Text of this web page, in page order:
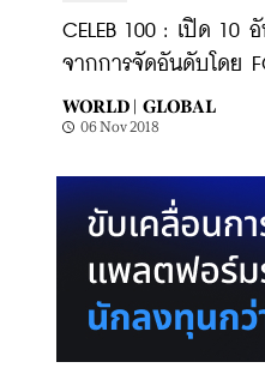
CELEB 100 : เปิด 10
จากการจัดอันดับโดย
WORLD | GLOBAL
06 Nov 2018